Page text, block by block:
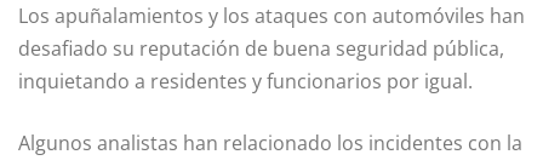
Los apuñalamientos y los ataques con automóviles han
desafiado su reputación de buena seguridad pública,
inquietando a residentes y funcionarios por igual.
Algunos analistas han relacionado los incidentes con la